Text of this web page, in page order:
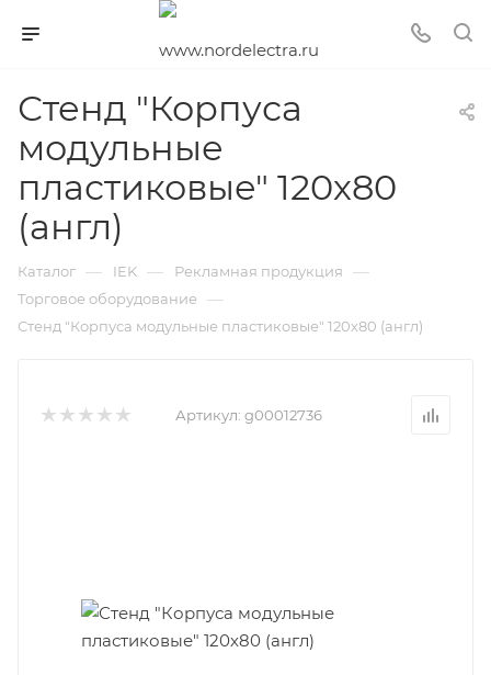
Стенд "Корпуса
модульные
пластиковые" 120х80
(англ)
Каталог — IEK — Рекламная продукция —
Торговое оборудование —
Стенд "Корпуса модульные пластиковые" 120х80 (англ)
Артикул: g00012736